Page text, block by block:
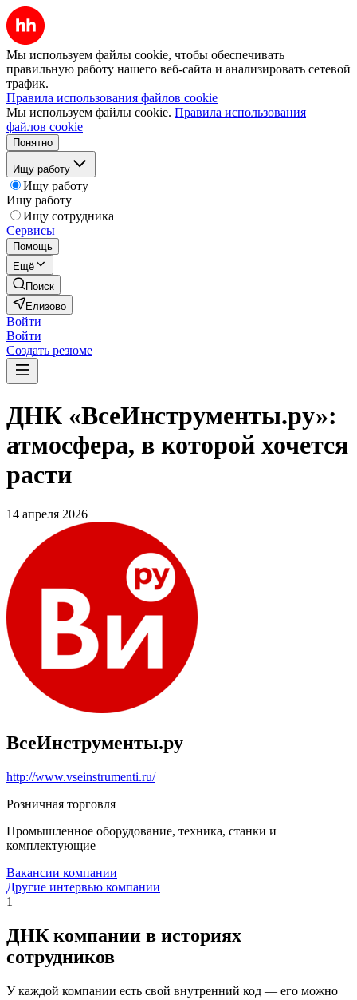
Мы используем файлы cookie, чтобы обеспечивать
правильную работу нашего веб-сайта и анализировать сетевой
трафик.
Правила использования файлов cookie
Мы используем файлы cookie. Правила использования
файлов cookie
Понятно
Ищу работу
Ищу работу
Ищу работу
Ищу сотрудника
Сервисы
Помощь
Ещё
Поиск
Елизово
Войти
Войти
Создать резюме
ДНК «ВсеИнструменты.ру»:
атмосфера, в которой хочется
расти
14 апреля 2026
ВсеИнструменты.ру
http://www.vseinstrumenti.ru/
Розничная торговля
Промышленное оборудование, техника, станки и
комплектующие
Вакансии компании
Другие интервью компании
1
ДНК компании в историях
сотрудников
У каждой компании есть свой внутренний код — его можно